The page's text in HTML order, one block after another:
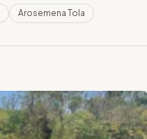
Arosemena Tola